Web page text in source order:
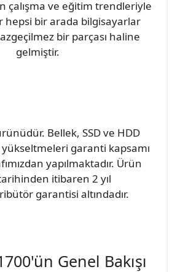
çalışma ve eğitim trendleriyle
hepsi bir arada bilgisayarlar
bir parçası haline
gelmiştir.
Bellek, SSD ve HDD
garanti kapsamı
yapılmaktadır. Ürün
itibaren 2 yıl
garantisi altındadır.
Genel Bakışı